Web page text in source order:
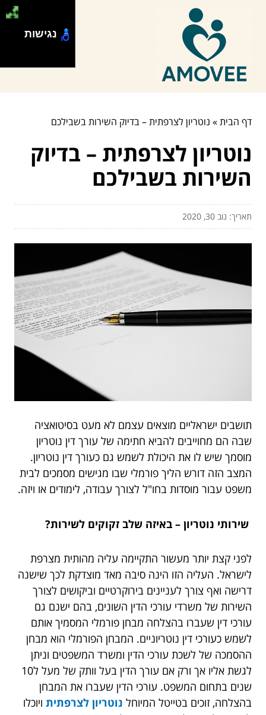
דף הבית» נוטריון לצרפתית – בדיוק השירות בשבילכם
נוטריון לצרפתית – בדיוק
השירות בשבילכם
תאריך: נוב 30, 2020
תושבים ישראליים מוצאים עצמם לא מעט בסיטואציה
שבה הם מחוייבים להביא חתימה של עורך דין נוטריון
מוסמך שיש לו את היכולת לשמש גם כעורך דין נוטריון.
המצב הזה דורש הליך פורמלי שבו מגישים מסמכים לבית
משפט עבור מוסדות בחו"ל לצורך עבודה, לימודים או ויזה.
שירותי נוטריון – באיזה שלב זקוקים לשירות?
לפני קצת יותר מעשור התקיימה עליה מהותית מצרפת
לישראל. העליה הזו הינה סיבה מאד מוצדקת לכך שישנה
דרישה ואף צורך לעניינים בירוקרטיים וביקושים לצורך
השירות של משרדי עורכי הדין השונים, בהם ישנם גם
עורכי דין שעברו בהצלחה מבחן פורמלי המסמיך אותם
לשמש כעורכי דין נוטריוניים. המבחן הפורמלי הוא מבחן
ההסמכה של לשכת עורכי הדין ומשרד המשפטים וניתן
לגשת אליו אך ורק אם עורך הדין בעל וותק של מעל ל10
שנים בתחום המשפט. עורכי הדין שעברו את המבחן
בהצלחה, זוכים בטייטל המיוחל נוטריון לצרפתית ויוכלו
נגישות